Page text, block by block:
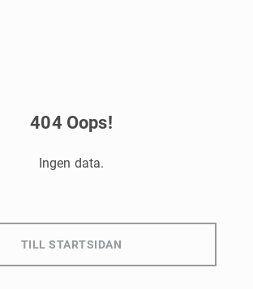
404 Oops!
Ingen data.
TILL STARTSIDAN